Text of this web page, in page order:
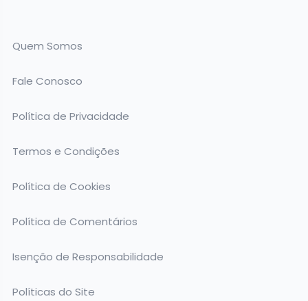
Quem Somos
Fale Conosco
Política de Privacidade
Termos e Condições
Política de Cookies
Política de Comentários
Isenção de Responsabilidade
Políticas do Site